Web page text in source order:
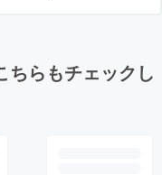
ちらもチェックし